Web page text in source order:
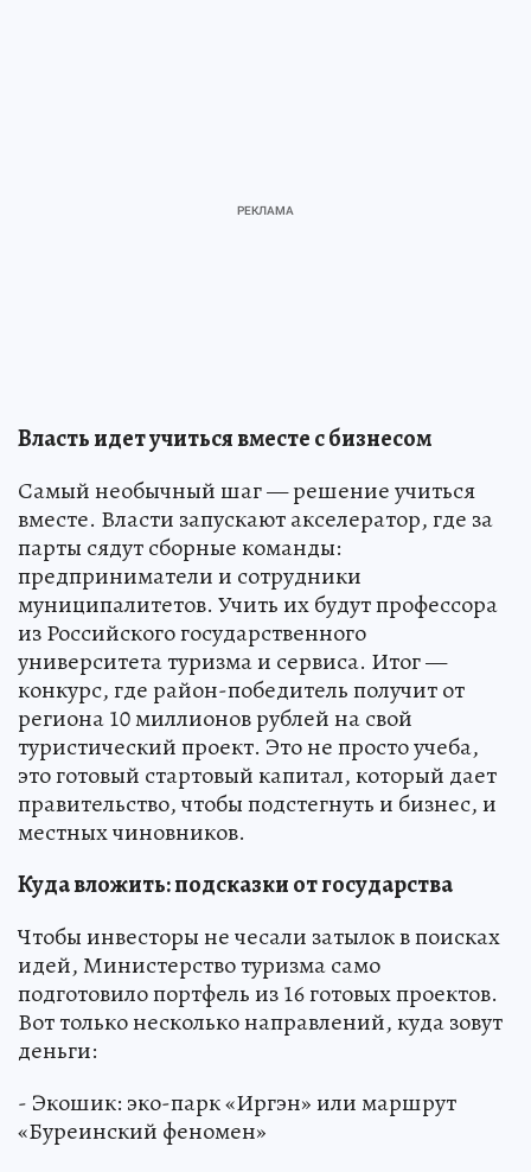
Власть идет учиться вместе с бизнесом
Самый необычный шаг — решение учиться
вместе. Власти запускают акселератор, где за
парты сядут сборные команды:
предприниматели и сотрудники
муниципалитетов. Учить их будут профессора
из Российского государственного
университета туризма и сервиса. Итог —
конкурс, где район-победитель получит от
региона 10 миллионов рублей на свой
туристический проект. Это не просто учеба,
это готовый стартовый капитал, который дает
правительство, чтобы подстегнуть и бизнес, и
местных чиновников.
Куда вложить: подсказки от государства
Чтобы инвесторы не чесали затылок в поисках
идей, Министерство туризма само
подготовило портфель из 16 готовых проектов.
Вот только несколько направлений, куда зовут
деньги:
- Экошик: эко-парк «Иргэн» или маршрут
«Буреинский феномен»